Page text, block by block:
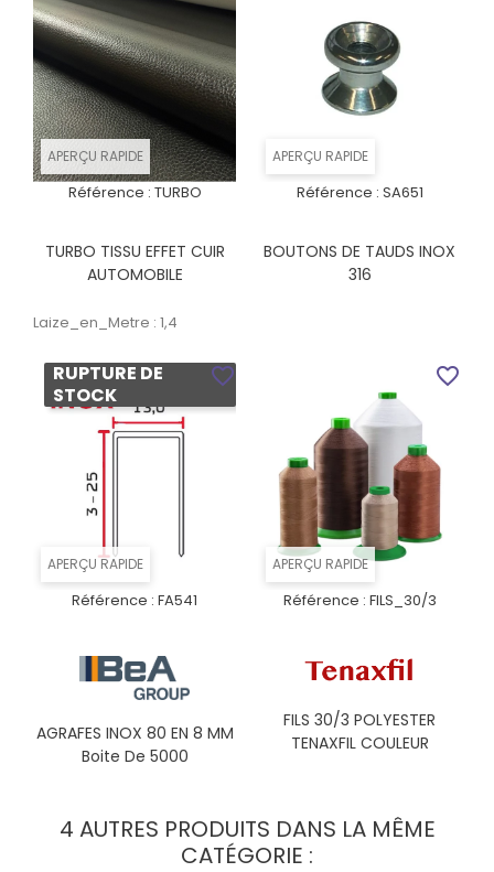
APERÇU RAPIDE
Référence : TURBO
TURBO TISSU EFFET CUIR
AUTOMOBILE
Laize_en_Metre : 1,4
APERÇU RAPIDE
Référence : SA651
BOUTONS DE TAUDS INOX
316
APERÇU RAPIDE
RUPTURE DE
STOCK
Référence : FA541
AGRAFES INOX 80 EN 8 MM
Boite De 5000
favorite_border
APERÇU RAPIDE
Référence : FILS_30/3
FILS 30/3 POLYESTER
TENAXFIL COULEUR
favorite_border
4 AUTRES PRODUITS DANS LA MÊME
CATÉGORIE :